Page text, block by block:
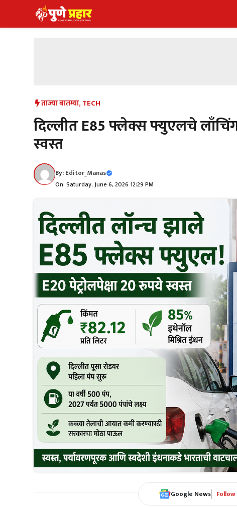
to
ताज्या बातम्या, TECH
दिल्लीत E85 फ्लेक्स फ्युएलचे
स्वस्त
By:Editor_Manas
On: Saturday, June 6, 2026 12:29 PM
Google News Follow